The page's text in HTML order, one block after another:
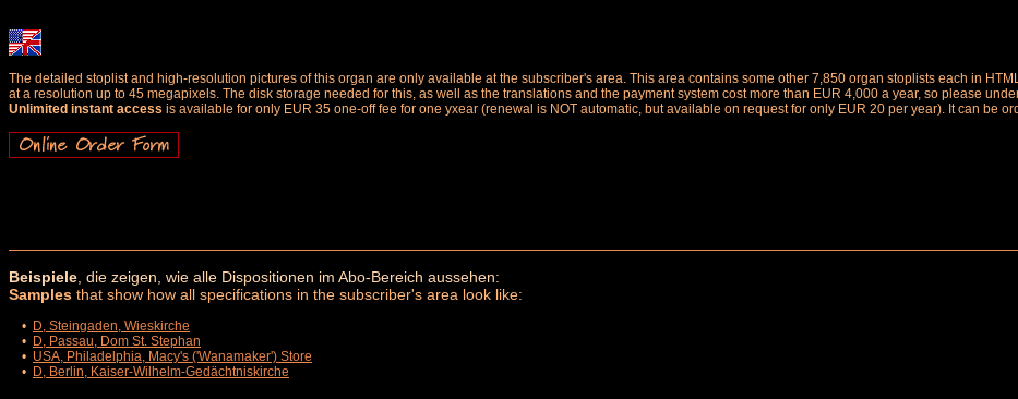
The detailed stoplist and high-resolution pictures of this organ are only available at the subscriber's area. This area contains some other 7,850 organ stoplists each in
at a resolution up to 45 megapixels. The disk storage needed for this, as well as the translations and the payment system cost more than EUR 4,000 a year, so please
Unlimited instant access is available for only EUR 35 one-off fee for one yxear (renewal is NOT automatic, but available on request for only EUR 20 per year). It can be
Beispiele , die zeigen, wie alle Dispositionen im Abo-Bereich aussehen:
Samples that show how all specifications in the subscriber's area look like:
• D, Steingaden, Wieskirche
• D, Passau, Dom St. Stephan
• USA, Philadelphia, Macy's ('Wanamaker') Store
• D, Berlin, Kaiser-Wilhelm-Gedächtniskirche